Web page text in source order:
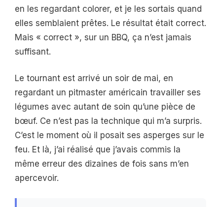
en les regardant colorer, et je les sortais quand
elles semblaient prêtes. Le résultat était correct.
Mais « correct », sur un BBQ, ça n’est jamais
suffisant.
Le tournant est arrivé un soir de mai, en
regardant un pitmaster américain travailler ses
légumes avec autant de soin qu’une pièce de
bœuf. Ce n’est pas la technique qui m’a surpris.
C’est le moment où il posait ses asperges sur le
feu. Et là, j’ai réalisé que j’avais commis la
même erreur des dizaines de fois sans m’en
apercevoir.